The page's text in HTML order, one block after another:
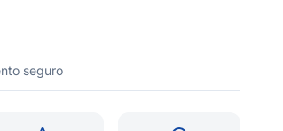
seguro